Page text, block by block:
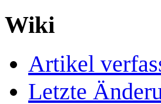
Wiki
Artikel
Letzte